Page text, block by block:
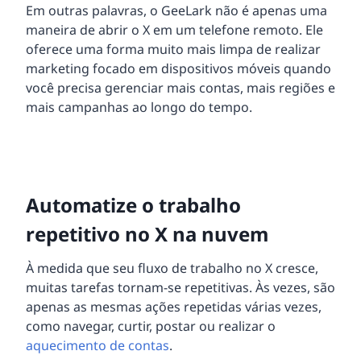
Em outras palavras, o GeeLark não é apenas uma
maneira de abrir o X em um telefone remoto. Ele
oferece uma forma muito mais limpa de realizar
marketing focado em dispositivos móveis quando
você precisa gerenciar mais contas, mais regiões e
mais campanhas ao longo do tempo.
Automatize o trabalho
repetitivo no X na nuvem
À medida que seu fluxo de trabalho no X cresce,
muitas tarefas tornam-se repetitivas. Às vezes, são
apenas as mesmas ações repetidas várias vezes,
como navegar, curtir, postar ou realizar o
aquecimento de contas.